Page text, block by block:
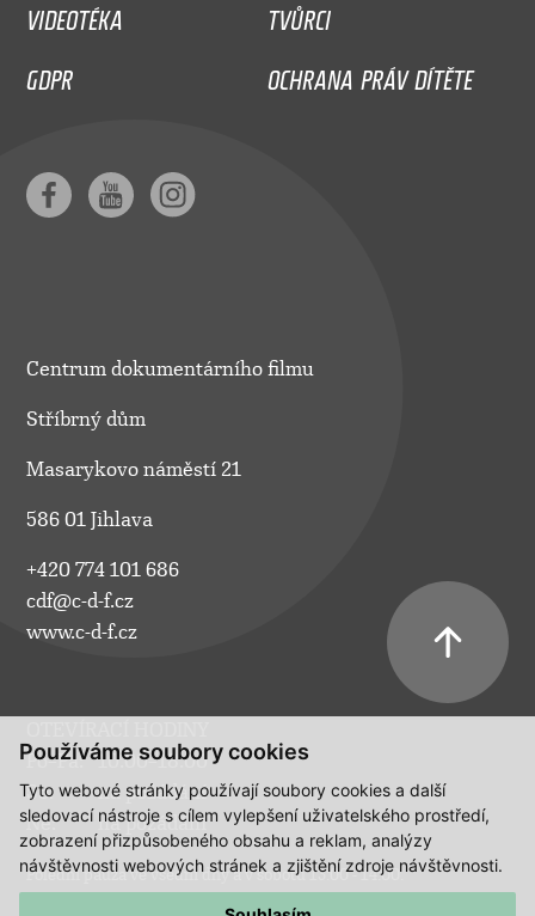
Používáme soubory cookies
Tyto webové stránky používají soubory cookies a další
sledovací nástroje s cílem vylepšení uživatelského prostředí,
zobrazení přizpůsobeného obsahu a reklam, analýzy
návštěvnosti webových stránek a zjištění zdroje návštěvnosti.
VIDEOTÉKA
TVŮRCI
GDPR
OCHRANA PRÁV DÍTĚTE
Centrum dokumentárního filmu
Stříbrný dům
Masarykovo náměstí 21
586 01 Jihlava
+420 774 101 686
cdf@c-d-f.cz
www.c-d-f.cz
Po–Pá:
10.00–18.00
So:
na požádání
Ne:
na požádání
Polední pauza ve všední dny a v sobotu 13:00 - 14:00.